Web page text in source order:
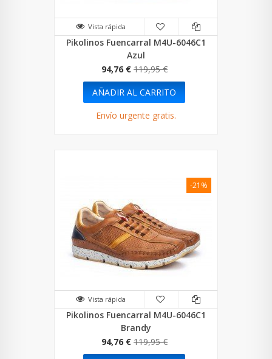
Vista rápida
Pikolinos Fuencarral M4U-6046C1
Azul
94,76 € 119,95 €
AÑADIR AL CARRITO
Envío urgente gratis.
Vista rápida
Pikolinos Fuencarral M4U-6046C1
Brandy
94,76 € 119,95 €
-21%